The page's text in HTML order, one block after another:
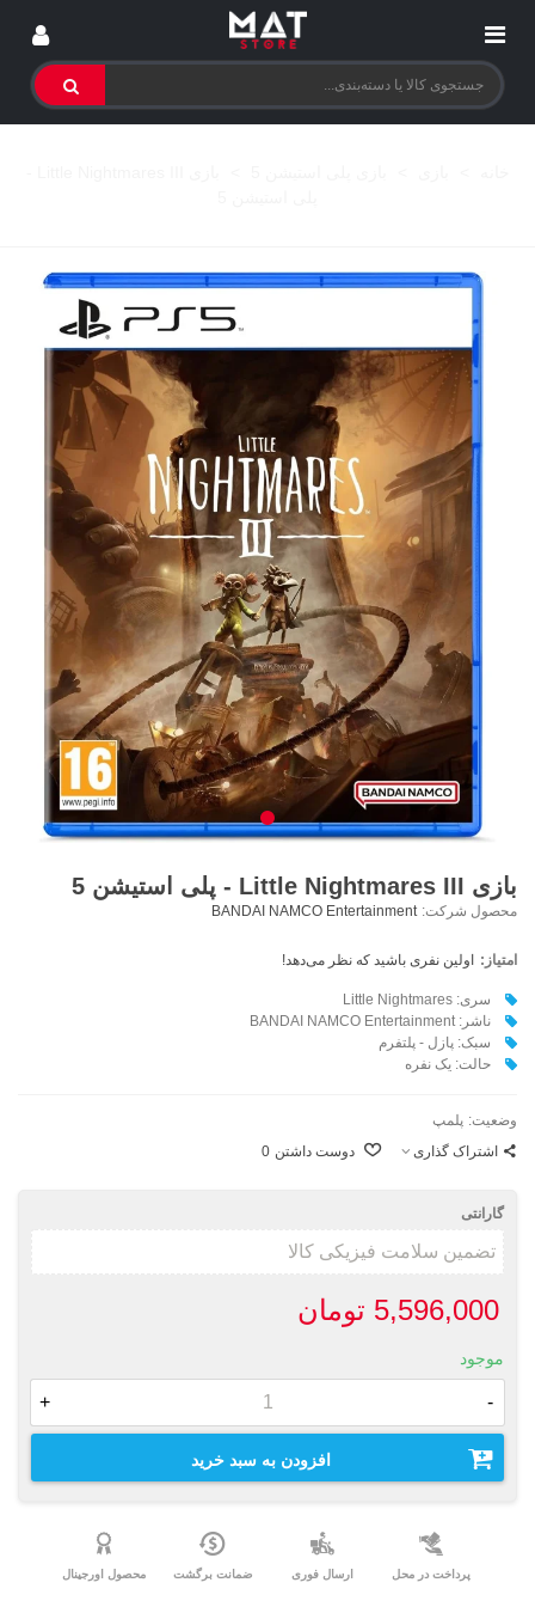
بازی Little Nightmares III - پلی استیشن 5
محصول شرکت: BANDAI NAMCO Entertainment
امتیاز: اولین نفری باشید که نظر می‌دهد!
سری:‌ Little Nightmares
ناشر: BANDAI NAMCO Entertainment
سبک: پازل - پلتفرم
حالت: یک نفره
وضعیت: پلمپ
اشتراک گذاری
دوست داشتن 0
گارانتی
5,596,000 تومان
موجود
-
+
افزودن به سبد خرید
پرداخت در محل ارسال فوری ضمانت برگشت محصول اورجینال